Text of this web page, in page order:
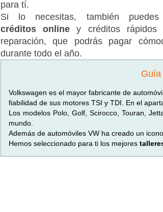
para tí.
Si lo necesitas, también puedes
créditos onliney créditos rápidos
reparación, que podrás pagar
durante todo el año.
Guía
Volkswagen es el mayor fabricante de
fiabilidad de sus motores TSI y TDI. En el
Los modelos Polo, Golf, Scirocco, Touran,
mundo.
Además de automóviles VW ha creado un
Hemos seleccionado para ti los mejores